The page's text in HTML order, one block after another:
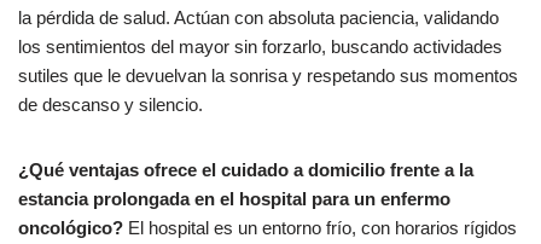
la pérdida de salud. Actúan con absoluta paciencia, validando
los sentimientos del mayor sin forzarlo, buscando actividades
sutiles que le devuelvan la sonrisa y respetando sus momentos
de descanso y silencio.
¿Qué ventajas ofrece el cuidado a domicilio frente a la
estancia prolongada en el hospital para un enfermo
oncológico? El hospital es un entorno frío, con horarios rígidos